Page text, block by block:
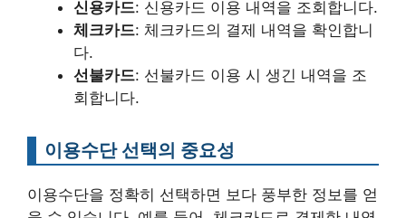
신용카드: 신용카드 이용 내역을 조회합니다.
체크카드: 체크카드의 결제 내역을 확인합니
다.
선불카드: 선불카드 이용 시 생긴 내역을 조
회합니다.
이용수단 선택의 중요성
이용수단을 정확히 선택하면 보다 풍부한 정보를 얻